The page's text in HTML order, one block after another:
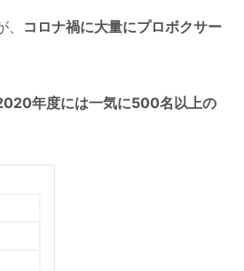
コロナ禍に大量にプロボクサー
年度には一気に500名以上の